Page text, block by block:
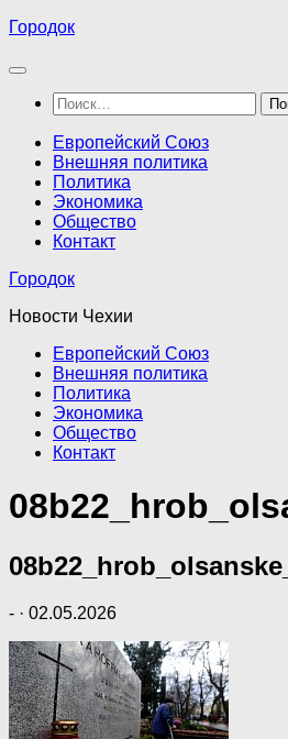
Перейти
содержимому
Городок
Найти:
Европейский Союз
Внешняя политика
Политика
Экономика
Общество
Контакт
Городок
Новости Чехии
Европейский Союз
Внешняя политика
Политика
Экономика
Общество
Контакт
- · 02.05.2026